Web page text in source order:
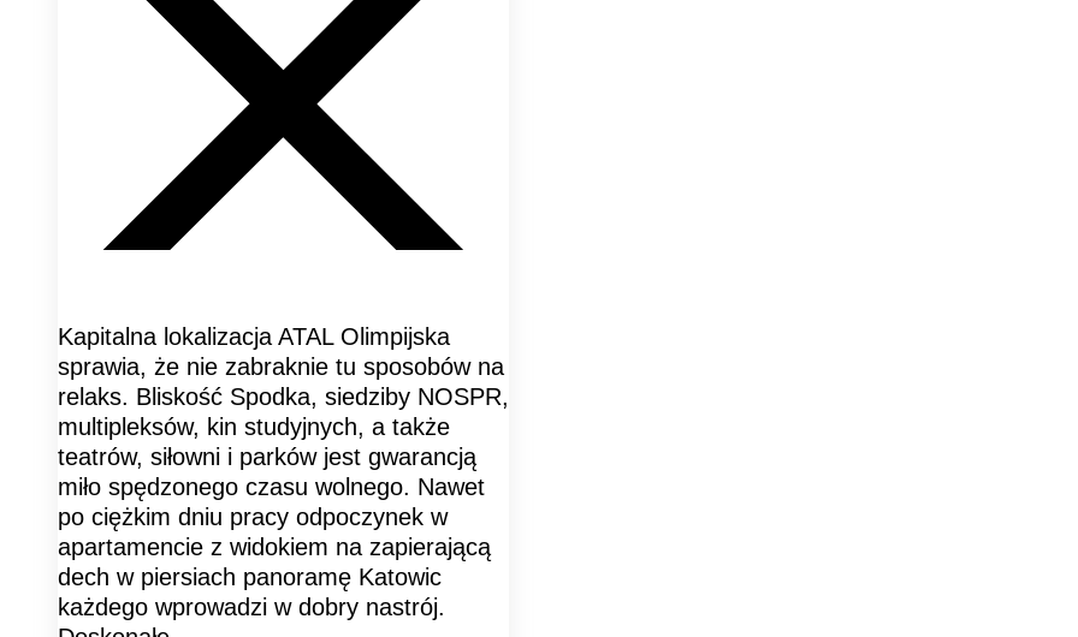
Kapitalna lokalizacja ATAL Olimpijska
sprawia, że nie zabraknie tu sposobów na
relaks. Bliskość Spodka, siedziby NOSPR,
multipleksów, kin studyjnych, a także
teatrów, siłowni i parków jest gwarancją
miło spędzonego czasu wolnego. Nawet
po ciężkim dniu pracy odpoczynek w
apartamencie z widokiem na zapierającą
dech w piersiach panoramę Katowic
każdego wprowadzi w dobry nastrój.